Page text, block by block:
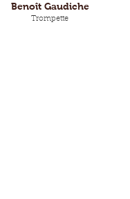
Benoît Gaudiche
Trompette